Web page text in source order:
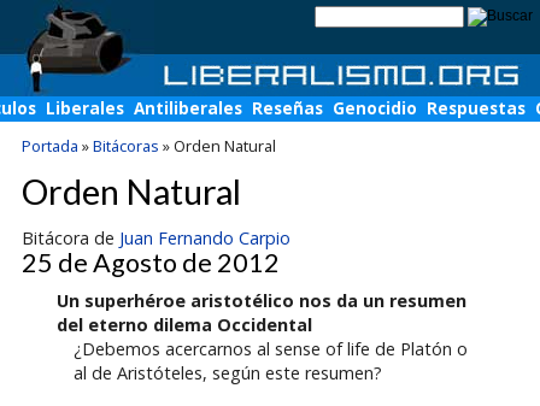
Liberales Antiliberales Reseñas Genocidio Respuestas
Portada »Bitácoras »Orden Natural
Orden Natural
Bitácora de Juan Fernando Carpio
25 de Agosto de 2012
Un superhéroe aristotélico nos da un resumen
del eterno dilema Occidental
¿Debemos acercarnos al sense of life de Platón o
al de Aristóteles, según este resumen?